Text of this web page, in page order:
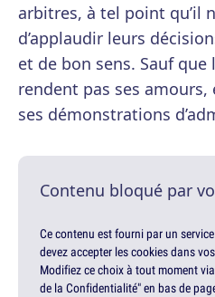
arbitres, à tel point qu’il
d’applaudir leurs
et de bon sens. Sauf
rendent pas ses
ses démonstrations
Contenu bloqué par
Ce contenu est fourni par un
devez accepter les cookies dans
Modifiez ce choix à tout moment
de la Confidentialité" en bas de